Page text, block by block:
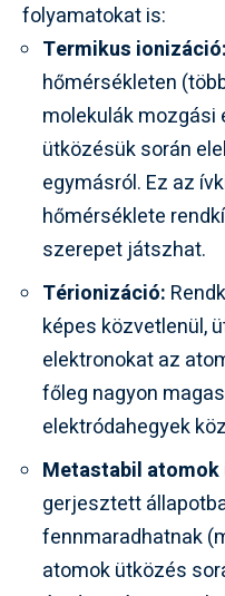
folyamatokat is:
Termikus ionizáció:
hőmérsékleten
molekulák mozgási
ütközésük során
egymásról. Ez az
hőmérséklete
szerepet játszhat.
Térionizáció:
képes közvetlenül,
elektronokat az
főleg nagyon
elektródahegyek
Metastabil atomok
gerjesztett
fennmaradhatnak
atomok ütközés